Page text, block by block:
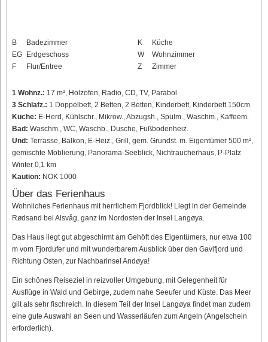
B
Badezimmer
EG Erdgeschoss
F
Flur/Entree
K
Küche
W
Wohnzimmer
Z
Zimmer
1 Wohnz.: 17 m², Holzofen, Radio, CD, TV, Parabol
3 Schlafz.: 1 Doppelbett, 2 Betten, 2 Betten, Kinderbett, Kinderbett 150cm
Küche: E-Herd, Kühlschr., Mikrow., Abzugsh., Spülm., Waschm., Kaffeem.
Bad: Waschm., WC, Waschb., Dusche, Fußbodenheiz.
Und: Terrasse, Balkon, E-Heiz., Grill, gem. Grundst. m. Eigentümer 500 m²,
gemischte Möblierung, Panorama-Seeblick, Nichtraucherhaus, P-Platz
Winter 0,1 km
Kaution: NOK 1000
Über das Ferienhaus
Wohnliches Ferienhaus mit herrlichem Fjordblick! Liegt in der Gemeinde
Rødsand bei Alsvåg, ganz im Nordosten der Insel Langøya.
Das Haus liegt gut abgeschirmt am Gehöft des Eigentümers, nur etwa 100
m vom Fjordufer und mit wunderbarem Ausblick über den Gavlfjord und
Richtung Osten, zur Nachbarinsel Andøya!
Ein schönes Reiseziel in reizvoller Umgebung, mit Gelegenheit für
Ausflüge in Wald und Gebirge, zudem nahe Seeufer und Küste. Das Meer
gilt als sehr fischreich. In diesem Teil der Insel Langøya findet man zudem
eine gute Auswahl an Seen und Wasserläufen zum Angeln (Angelschein
erforderlich).